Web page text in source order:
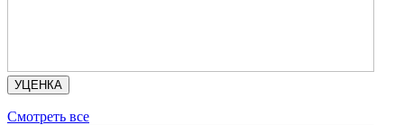
УЦЕНКА
Смотреть все